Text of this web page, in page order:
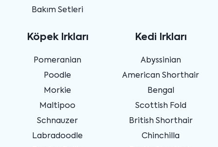
Bakım Setleri
Köpek Irkları
Pomeranian
Poodle
Morkie
Maltipoo
Schnauzer
Labradoodle
Kedi Irkları
Abyssinian
American Shorthair
Bengal
Scottish Fold
British Shorthair
Chinchilla